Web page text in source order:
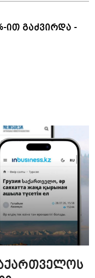
ით გაძვირდა -